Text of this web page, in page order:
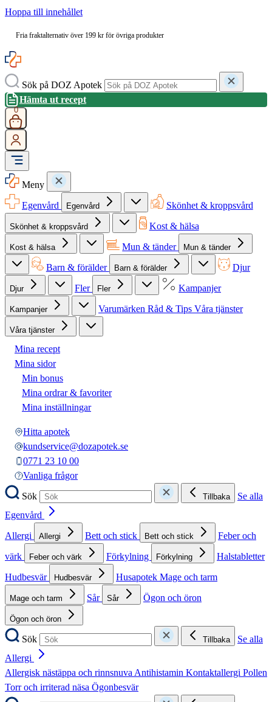
Hoppa till innehållet
Fria fraktalternativ över 199 kr för övriga produkter
Sök på DOZ Apotek
Hämta ut recept
0
Meny
Egenvård
Egenvård Skönhet & kroppsvård
Skönhet & kroppsvård Kost & hälsa
Kost & hälsa Mun & tänder Mun & tänder
Barn & förälder Barn & förälder Djur
Djur Fler Fler Kampanjer
Kampanjer Varumärken Råd & Tips Våra tjänster
Våra tjänster
Mina recept
Mina sidor
Min bonus
Mina ordrar & favoriter
Mina inställningar
Hitta apotek
kundservice@dozapotek.se
0771 23 10 00
Vanliga frågor
Sök
Tillbaka
Se alla
Egenvård
Allergi
Allergi Bett och stick Bett och stick
Feber och
värk
Feber och värk Förkylning Förkylning
Halstabletter
Hudbesvär
Hudbesvär Husapotek Mage och tarm
Mage och tarm Sår Sår Ögon och öron
Ögon och öron
Sök Tillbaka
Se alla
Allergi
Allergisk nästäppa och rinnsnuvaAntihistamin Kontaktallergi Pollen
Torr och irriterad näsa Ögonbesvär